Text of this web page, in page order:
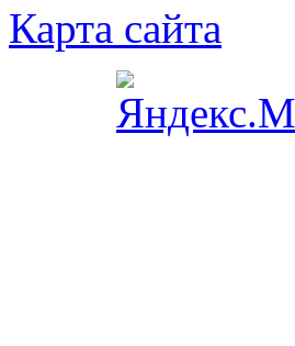
Карта сайта